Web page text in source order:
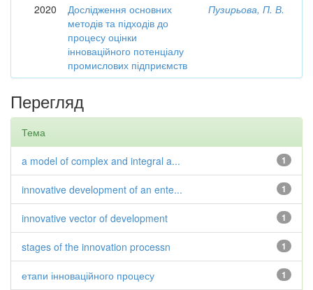
2020
Дослідження основних
методів та підходів до
процесу оцінки
інноваційного потенціалу
промислових підприємств
Пузирьова, П. В.
Перегляд
Тема
1
a model of complex and integral a...
1
innovative development of an ente...
1
innovative vector of development
1
stages of the innovation processn
1
етапи інноваційного процесу